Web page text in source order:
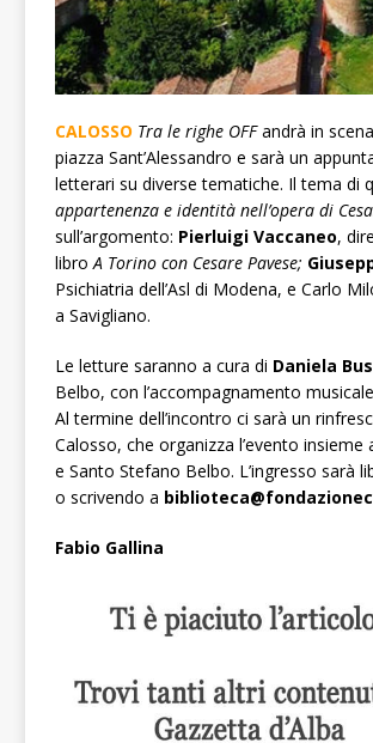
CALOSSO Tra le righe OFFandrà in scena
piazza Sant’Alessandro e sarà un
letterari su diverse tematiche. Il tema di
appartenenza e identità nell’opera di
sull’argomento: Pierluigi Vaccaneo,
libro A Torino con Cesare Pavese;
Psichiatria dell’Asl di Modena, e Carlo
a Savigliano.
Le letture saranno a cura di Daniela
Belbo, con l’accompagnamento
Al termine dell’incontro ci sarà un
Calosso, che organizza l’evento
e Santo Stefano Belbo. L’ingresso sarà
o scrivendo a
Fabio Gallina